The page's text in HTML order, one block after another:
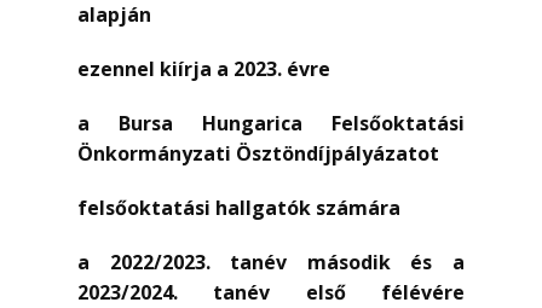
alapján
ezennel kiírja a 2023. évre
a Bursa Hungarica Felsőoktatási
Önkormányzati Ösztöndíjpályázatot
felsőoktatási hallgatók számára
a 2022/2023. tanév második és a
2023/2024. tanév első félévére